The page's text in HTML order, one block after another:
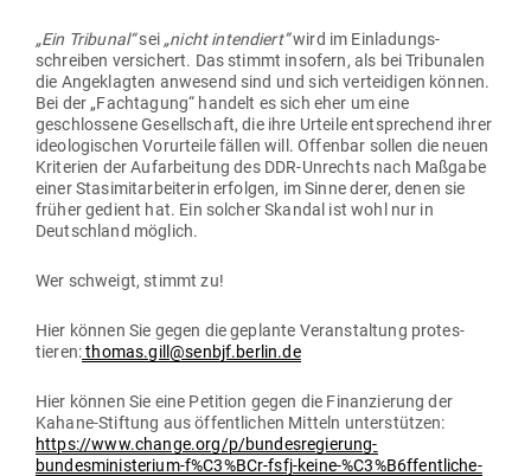
„Ein Tri­bunal“sei „nicht inten­diert”wird im Ein­la­dungs­
schreiben ver­si­chert. Das stimmt insofern, als bei Tri­bu­nalen
die Ange­klagten anwesend sind und sich ver­tei­digen können.
Bei der „Fach­tagung“ handelt es sich eher um eine
geschlossene Gesell­schaft, die ihre Urteile ent­spre­chend ihrer
ideo­lo­gi­schen Vor­ur­teile fällen will. Offenbar sollen die neuen
Kri­terien der Auf­ar­beitung des DDR-Unrechts nach Maßgabe
einer Sta­si­mit­ar­bei­terin erfolgen, im Sinne derer, denen sie
früher gedient hat. Ein solcher Skandal ist wohl nur in
Deutschland möglich.
Wer schweigt, stimmt zu!
Hier können Sie gegen die geplante Ver­an­staltung pro­tes­
tieren:thomas.gill@senbjf.berlin.de
Hier können Sie eine Petition gegen die Finan­zierung der
Kahane-Stiftung aus öffent­lichen Mitteln unter­stützen:
https://www.change.org/p/bundesregierung-
bundesministerium‑f%C3%BCr-fsfj-keine-%C3%B6ffentliche-